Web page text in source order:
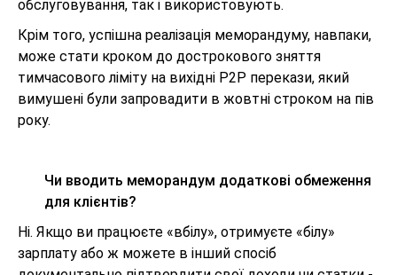
обслуговування, так і використовують.
Крім того, успішна реалізація меморандуму, навпаки,
може стати кроком до дострокового зняття
тимчасового ліміту на вихідні P2P перекази, який
вимушені були запровадити в жовтні строком на пів
року.
Чи вводить меморандум додаткові обмеження
для клієнтів?
Ні. Якщо ви працюєте «вбілу», отримуєте «білу»
зарплату або ж можете в інший спосіб